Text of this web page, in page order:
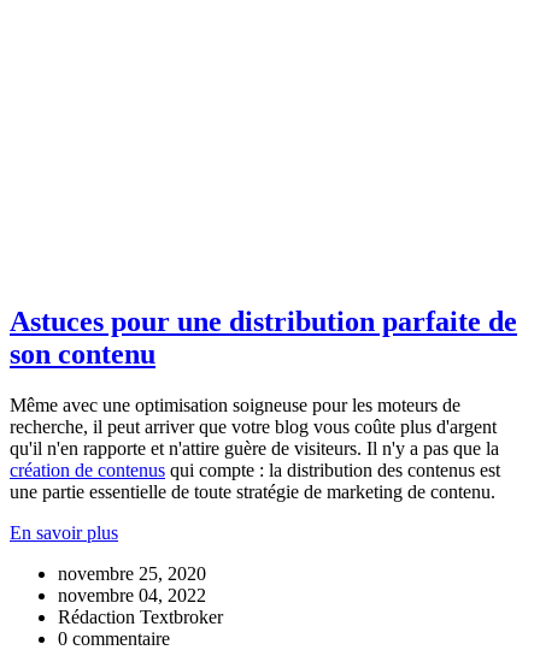
Astuces pour une distribution parfaite de
son contenu
Même avec une optimisation soigneuse pour les moteurs de
recherche, il peut arriver que votre blog vous coûte plus d'argent
qu'il n'en rapporte et n'attire guère de visiteurs. Il n'y a pas que la
création de contenus qui compte : la distribution des contenus est
une partie essentielle de toute stratégie de marketing de contenu.
En savoir plus
novembre 25, 2020
novembre 04, 2022
Rédaction Textbroker
0 commentaire